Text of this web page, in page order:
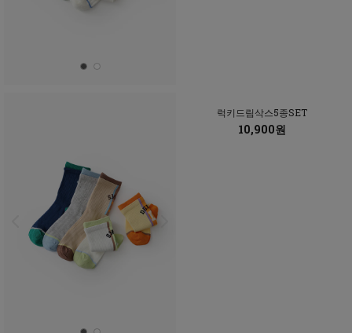
럭키드림삭스5종SET
10,900원